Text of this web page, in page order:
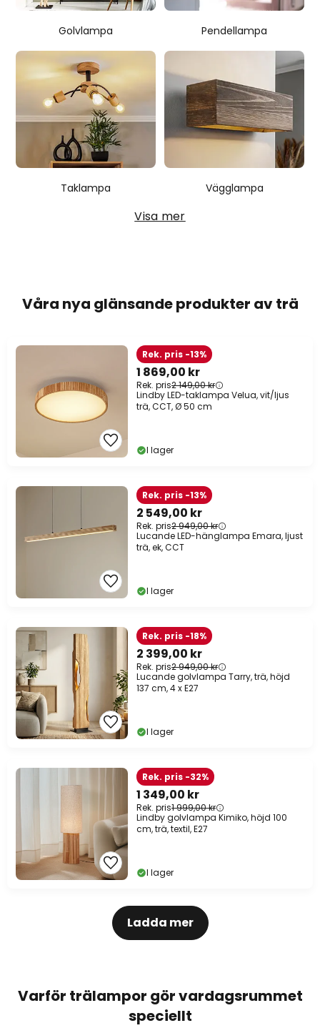
Golvlampa Pendellampa
Taklampa Vägglampa
Visa mer
Våra nya glänsande produkter av trä
1 869,00 kr
Rek. pris2 149,00 kr
Rek. pris -13%
Lindby LED-taklampa Velua, vit/ljus
trä, CCT, Ø 50 cm
I lager
2 549,00 kr
Rek. pris2 949,00 kr
Rek. pris -13%
Lucande LED-hänglampa Emara, ljust
trä, ek, CCT
I lager
2 399,00 kr
Rek. pris2 949,00 kr
Rek. pris -18%
Lucande golvlampa Tarry, trä, höjd
137 cm, 4 x E27
I lager
1 349,00 kr
Rek. pris1 999,00 kr
Rek. pris -32%
Lindby golvlampa Kimiko, höjd 100
cm, trä, textil, E27
I lager
Ladda mer
Varför trälampor gör vardagsrummet
speciellt